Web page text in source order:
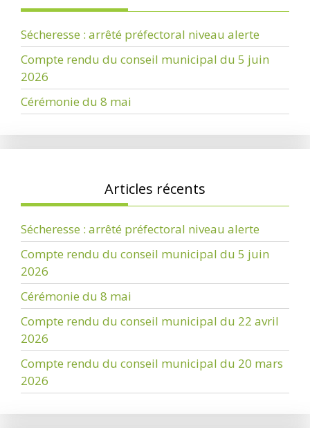
Sécheresse : arrêté préfectoral niveau alerte
Compte rendu du conseil municipal du 5 juin
2026
Cérémonie du 8 mai
Articles récents
Sécheresse : arrêté préfectoral niveau alerte
Compte rendu du conseil municipal du 5 juin
2026
Cérémonie du 8 mai
Compte rendu du conseil municipal du 22 avril
2026
Compte rendu du conseil municipal du 20 mars
2026